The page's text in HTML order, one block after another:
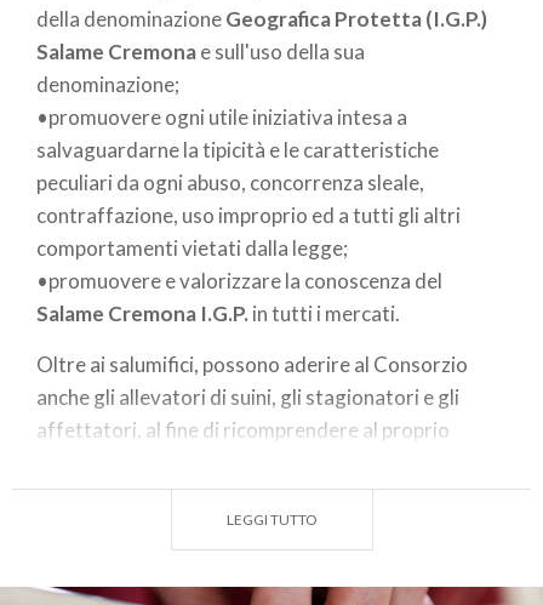
della denominazioneGeografica Protetta (I.G.P.)
Salame Cremonae sull'uso della sua
denominazione;
•promuovere ogni utile iniziativa intesa a
salvaguardarne la tipicità e le caratteristiche
peculiari da ogni abuso, concorrenza sleale,
contraffazione, uso improprio ed a tutti gli altri
comportamenti vietati dalla legge;
•promuovere e valorizzare la conoscenza del
Salame Cremona I.G.P. in tutti i mercati.
Oltre ai salumifici, possono aderire al Consorzio
anche gli allevatori di suini, gli stagionatori e gli
affettatori, al fine di ricomprendere al proprio
Indicazione Geografica Protetta
prodotto alimentare originario di un determinato
LEGGI TUTTO